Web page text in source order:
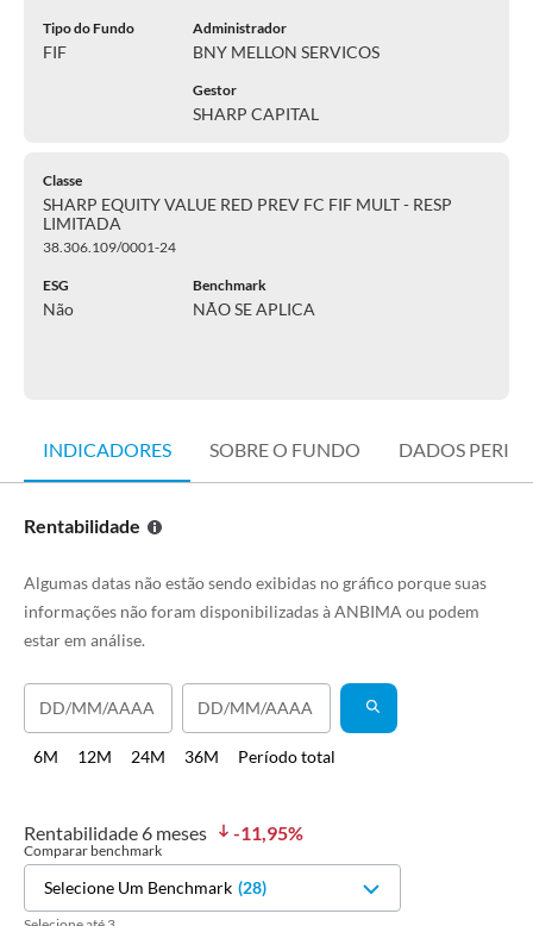
Tipo do Fundo
FIF
Administrador
BNY MELLON SERVICOS
Gestor
SHARP CAPITAL
Classe
SHARP EQUITY VALUE RED PREV FC FIF MULT - RESP
LIMITADA
38.306.109/0001-24
ESG
Não
Benchmark
NÃO SE APLICA
INDICADORES SOBRE O FUNDO DADOS
Rentabilidade
Algumas datas não estão sendo exibidas no gráfico porque suas
informações não foram disponibilizadas à ANBIMA ou podem
estar em análise.
6M 12M 24M 36M Período total
Rentabilidade 6 meses -11,95%
Comparar benchmark
Selecione Um Benchmark (28)